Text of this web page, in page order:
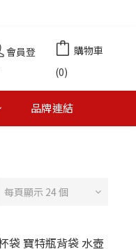
會員登
購物車
(0)
品牌連結
每頁顯示 24 個